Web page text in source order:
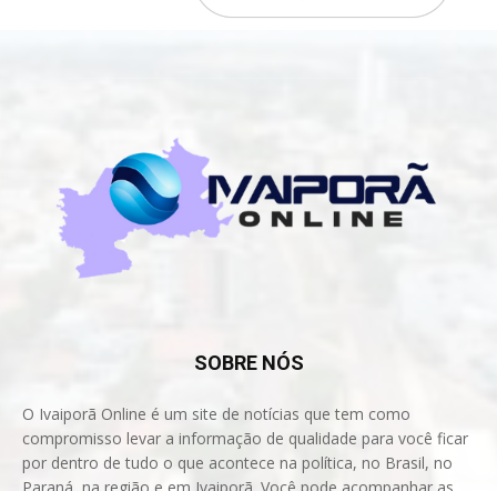
SOBRE NÓS
O Ivaiporã Online é um site de notícias que tem como
compromisso levar a informação de qualidade para você ficar
por dentro de tudo o que acontece na política, no Brasil, no
Paraná, na região e em Ivaiporã. Você pode acompanhar as